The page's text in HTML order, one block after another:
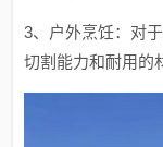
3、户外烹饪：对
切割能力和耐用的